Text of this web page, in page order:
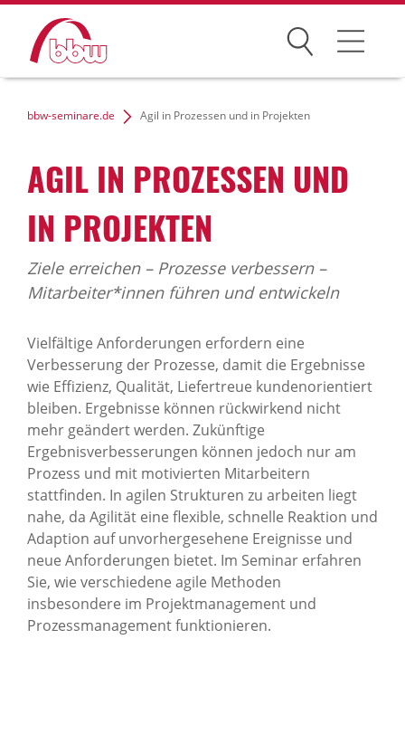
Suchen
Weiterbildung
Förderungen
Projekte
Über uns
News Archiv
bbw-seminare.de Agil in Prozessen und in Projekten
AGIL IN PROZESSEN UND
IN PROJEKTEN
Ziele erreichen – Prozesse verbessern –
Mitarbeiter*innen führen und entwickeln
Vielfältige Anforderungen erfordern eine
Verbesserung der Prozesse, damit die Ergebnisse
wie Effizienz, Qualität, Liefertreue kundenorientiert
bleiben. Ergebnisse können rückwirkend nicht
mehr geändert werden. Zukünftige
Ergebnisverbesserungen können jedoch nur am
Prozess und mit motivierten Mitarbeitern
stattfinden. In agilen Strukturen zu arbeiten liegt
nahe, da Agilität eine flexible, schnelle Reaktion und
Adaption auf unvorhergesehene Ereignisse und
neue Anforderungen bietet. Im Seminar erfahren
Sie, wie verschiedene agile Methoden
insbesondere im Projektmanagement und
Prozessmanagement funktionieren.